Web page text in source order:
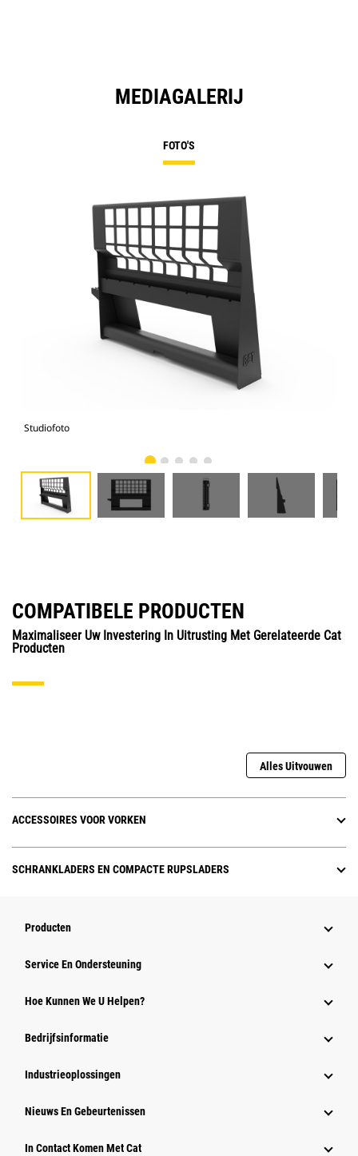
MEDIAGALERIJ
FOTO'S
Studiofoto
COMPATIBELE PRODUCTEN
Maximaliseer Uw Investering In Uitrusting Met Gerelateerde Cat
Producten
Alles Uitvouwen
ACCESSOIRES VOOR VORKEN
SCHRANKLADERS EN COMPACTE RUPSLADERS
Producten
Service En Ondersteuning
Hoe Kunnen We U Helpen?
Bedrijfsinformatie
Industrieoplossingen
Nieuws En Gebeurtenissen
In Contact Komen Met Cat